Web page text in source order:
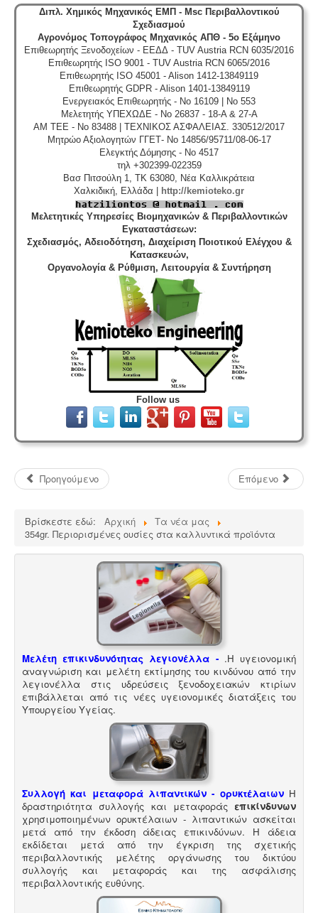
Διπλ. Χημικός Μηχανικός ΕΜΠ - Msc Περιβαλλοντικού
Σχεδιασμού
Αγρονόμος Τοπογράφος Μηχανικός ΑΠΘ - 5ο Εξάμηνο
Επιθεωρητής Ξενοδοχείων - ΕΕΔΔ - TUV Austria RCN 6035/2016
Επιθεωρητής ISO 9001 - TUV Austria RCN 6065/2016
Επιθεωρητής ISO 45001 - Alison 1412-13849119
Επιθεωρητής GDPR - Alison 1401-13849119
Ενεργειακός Επιθεωρητής - No 16109 | No 553
Μελετητής ΥΠΕΧΩΔΕ - No 26837 - 18-A & 27-A
ΑΜ ΤΕΕ - No 83488 | ΤΕΧΝΙΚΟΣ ΑΣΦΑΛΕΙΑΣ. 330512/2017
Μητρώο Αξιολογητών ΓΓΕΤ- No 14856/95711/08-06-17
Ελεγκτής Δόμησης - No 4517
τηλ +302399-022359
Βασ Πιτσούλη 1, TK 63080, Νέα Καλλικράτεια
Χαλκιδική, Ελλάδα |
http://kemioteko.gr
Μελετητικές Υπηρεσίες Βιομηχανικών & Περιβαλλοντικών
Εγκαταστάσεων:
Σχεδιασμός, Αδειοδότηση, Διαχείριση Ποιοτικού Ελέγχου &
Κατασκευών,
Οργανολογία & Ρύθμιση, Λειτουργία & Συντήρηση
Follow us
Προηγούμενο Επόμενο
Βρίσκεστε εδώ: Αρχική
Τα νέα μας
354gr. Περιορισμένες ουσίες στα καλλυντικά προϊόντα
Μελέτη επικινδυνότητας λεγιονέλλα - .Η υγειονομική
αναγνώριση και μελέτη εκτίμησης του κινδύνου από την
λεγιονέλλα στις υδρεύσεις ξενοδοχειακών κτιρίων
επιβάλλεται από τις νέες υγειονομικές διατάξεις του
Υπουργείου Υγείας.
Συλλογή και μεταφορά λιπαντικών - ορυκτέλαιων Η
δραστηριότητα συλλογής και μεταφοράς επικίνδυνων
χρησιμοποιημένων ορυκτέλαιων - λιπαντικών ασκείται
μετά από την έκδοση άδειας επικινδύνων. Η άδεια
εκδίδεται μετά από την έγκριση της σχετικής
περιβαλλοντικής μελέτης οργάνωσης του δικτύου
συλλογής και μεταφοράς και της ασφάλισης
περιβαλλοντικής ευθύνης.